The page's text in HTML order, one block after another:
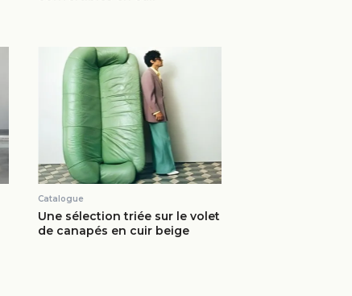
Catalogue
Une sélection triée sur le volet
de canapés en cuir beige